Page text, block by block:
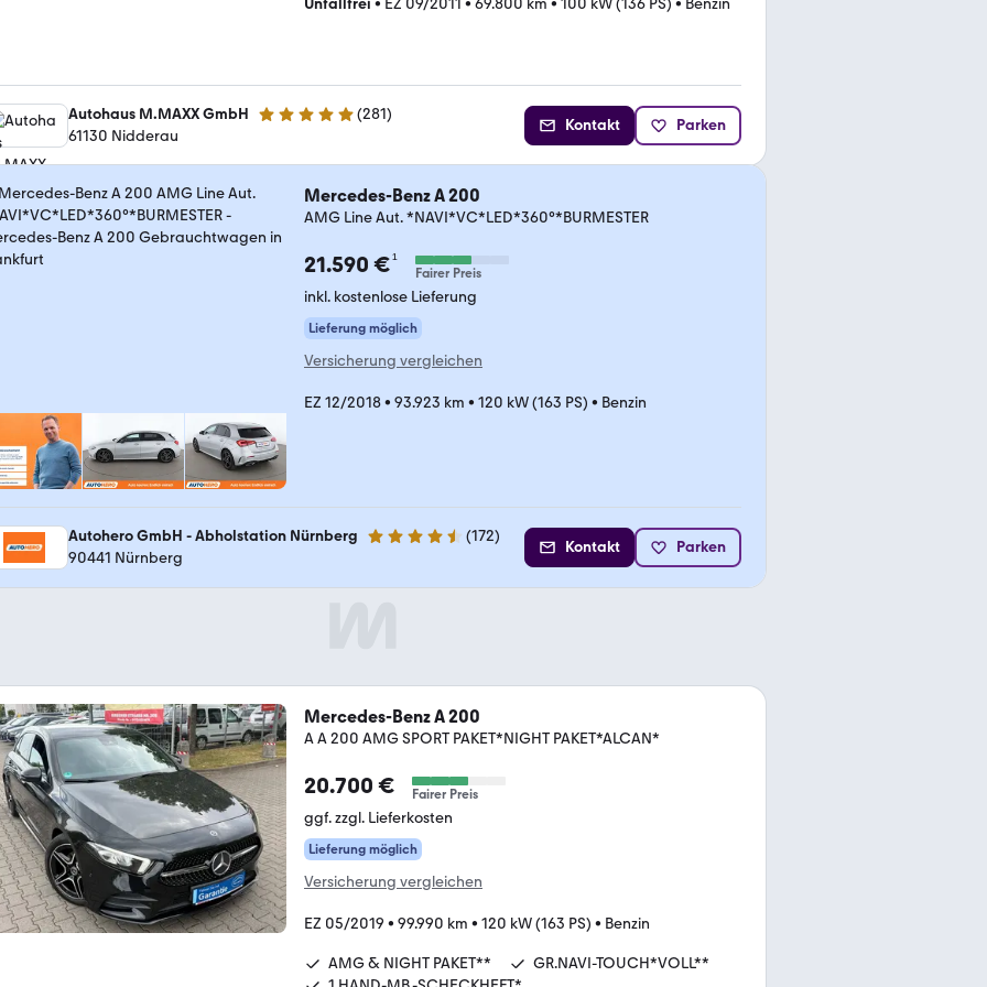
Unfallfrei • EZ 09/2011 • 69.800 km • 100 kW (136 PS) • Benzin
Autohaus M.MAXX GmbH 4.9 Sterne (281)
61130 Nidderau
Kontakt Parken
Mercedes-Benz A 200
AMG Line Aut. *NAVI*VC*LED*360°*BURMESTER
21.590 €¹
Fairer Preis
inkl. kostenlose Lieferung
Lieferung möglich
Versicherung vergleichen
EZ 12/2018• 93.923 km • 120 kW (163 PS) • Benzin
Autohero GmbH - Abholstation Nürnberg 4.5 Sterne (172)
90441 Nürnberg
Kontakt Parken
Mercedes-Benz A 200
A A 200 AMG SPORT PAKET*NIGHT PAKET*ALCAN*
20.700 € Fairer Preis
ggf. zzgl. Lieferkosten
Lieferung möglich
Versicherung vergleichen
EZ 05/2019 • 99.990 km • 120 kW (163 PS) • Benzin
AMG & NIGHT PAKET**
GR.NAVI-TOUCH*VOLL**